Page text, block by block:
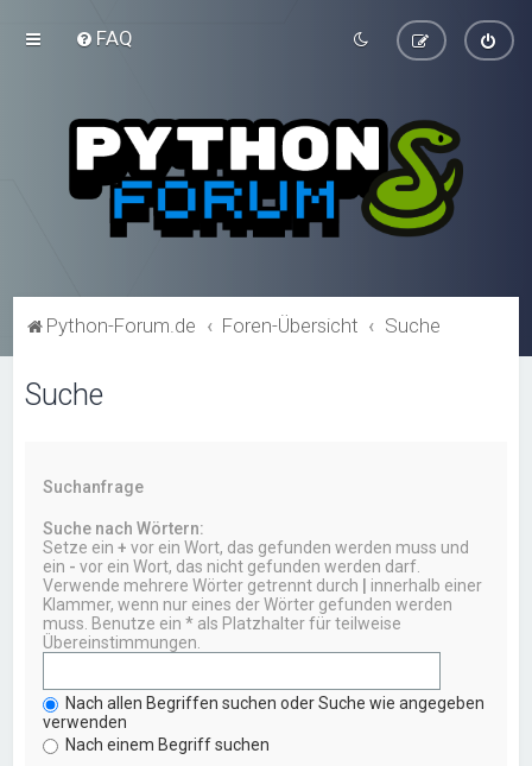
FAQ
Python-Forum.de Foren-Übersicht Suche
Suche
Suchanfrage
Suche nach Wörtern:
Setze ein+ vor ein Wort, das gefunden werden muss und
ein - vor ein Wort, das nicht gefunden werden darf.
Verwende mehrere Wörter getrennt durch
innerhalb einer
Klammer, wenn nur eines der Wörter gefunden werden
muss. Benutze ein * als Platzhalter für teilweise
Übereinstimmungen.
Nach allen Begriffen suchen oder Suche wie angegeben
verwenden
Nach einem Begriff suchen